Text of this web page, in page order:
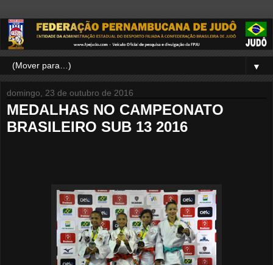
▼
domingo, 23 de outubro de 2016
MEDALHAS NO CAMPEONATO
BRASILEIRO SUB 13 2016